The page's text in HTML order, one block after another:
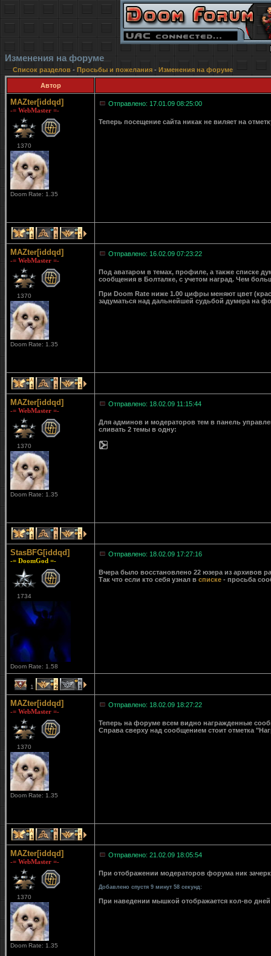
Изменения на форуме
Список разделов- Просьбы и пожелания - Изменения на форуме
Автор
MAZter[iddqd]
-= WebMaster =-
1370
Doom Rate: 1.35
Отправлено: 17.01.09 08:25:00
Теперь посещение сайта никак не виляет на
1 1 1
MAZter[iddqd]
-= WebMaster =-
1370
Doom Rate: 1.35
Отправлено: 16.02.09 07:23:22
Под аватаром в темах, профиле, а также списке
сообщения в Болталке, с учетом наград. Чем
При Doom Rate ниже 1.00 цифры меняют цвет
задуматься над дальнейшей судьбой думера на
1 1 1
MAZter[iddqd]
-= WebMaster =-
1370
Doom Rate: 1.35
Отправлено: 18.02.09 11:15:44
Для админов и модераторов тем в панель
сливать 2 темы в одну:
1 1 1
StasBFG[iddqd]
-= DoomGod =-
1734
Doom Rate: 1.58
Отправлено: 18.02.09 17:27:16
Вчера было восстановлено 22 юзера из архивов
Так что если кто себя узнал в списке - просьба
1 2 1
MAZter[iddqd]
-= WebMaster =-
1370
Doom Rate: 1.35
Отправлено: 18.02.09 18:27:22
Теперь на форуме всем видно награжденные
Справа сверху над сообщением стоит отметка
1 1 1
MAZter[iddqd]
-= WebMaster =-
1370
Doom Rate: 1.35
Отправлено: 21.02.09 18:05:54
При отображении модераторов форума ник
Добавлено спустя 9 минут 58 секунд:
При наведении мышкой отображается кол-во